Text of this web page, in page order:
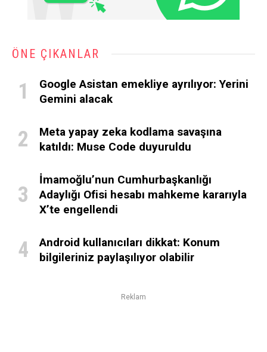
ÖNE ÇIKANLAR
Google Asistan emekliye ayrılıyor: Yerini
Gemini alacak
Meta yapay zeka kodlama savaşına
katıldı: Muse Code duyuruldu
İmamoğlu’nun Cumhurbaşkanlığı
Adaylığı Ofisi hesabı mahkeme kararıyla
X’te engellendi
Android kullanıcıları dikkat: Konum
bilgileriniz paylaşılıyor olabilir
Reklam